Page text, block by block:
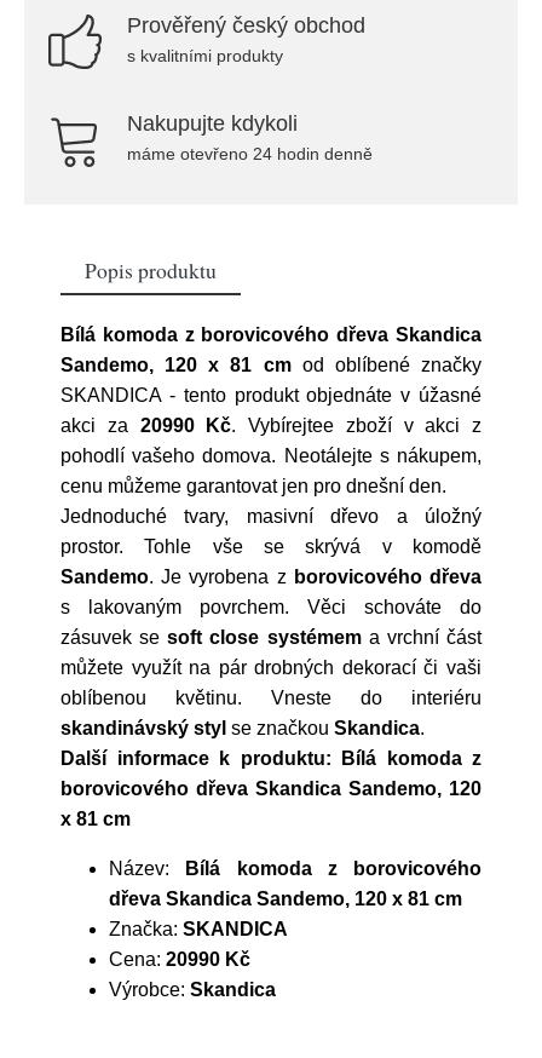
Prověřený český obchod
s kvalitními produkty
Nakupujte kdykoli
máme otevřeno 24 hodin denně
Popis produktu
Bílá komoda z borovicového dřeva Skandica
Sandemo, 120 x 81 cmod oblíbené značky
SKANDICA- tento produkt objednáte v úžasné
akci za 20990 Kč. Vybírejtee zboží v akci z
pohodlí vašeho domova. Neotálejte s nákupem,
cenu můžeme garantovat jen pro dnešní den.
Jednoduché tvary, masivní dřevo a úložný
prostor. Tohle vše se skrývá v komodě
Sandemo. Je vyrobena z borovicového dřeva
s lakovaným povrchem. Věci schováte do
zásuvek sesoft close systémema vrchní část
můžete využít na pár drobných dekorací či vaši
oblíbenou květinu. Vneste do interiéru
skandinávský styl se značkou Skandica.
Další informace k produktu: Bílá komoda z
borovicového dřeva Skandica Sandemo, 120
x 81 cm
Název:
Bílá komoda z borovicového
dřeva Skandica Sandemo, 120 x 81 cm
Značka: SKANDICA
Cena: 20990 Kč
Výrobce: Skandica